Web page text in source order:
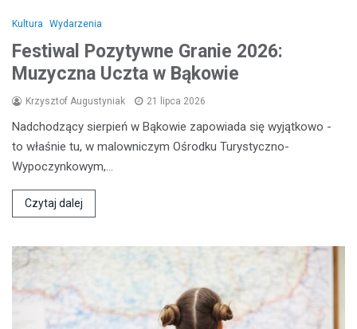
Kultura Wydarzenia
Festiwal Pozytywne Granie 2026:
Muzyczna Uczta w Bąkowie
Krzysztof Augustyniak 21 lipca 2026
Nadchodzący sierpień w Bąkowie zapowiada się wyjątkowo -
to właśnie tu, w malowniczym Ośrodku Turystyczno-
Wypoczynkowym,…
Czytaj dalej